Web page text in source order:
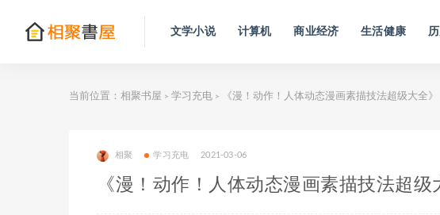
文学小说 计算机 商业经济 生活健康
当前位置： 相聚书屋 > 学习充电 > 《漫！动作！人体动态漫画素描技法超级大全》
相聚 学习充电 2021-03-06
《漫！动作！人体动态漫画素描技法超级